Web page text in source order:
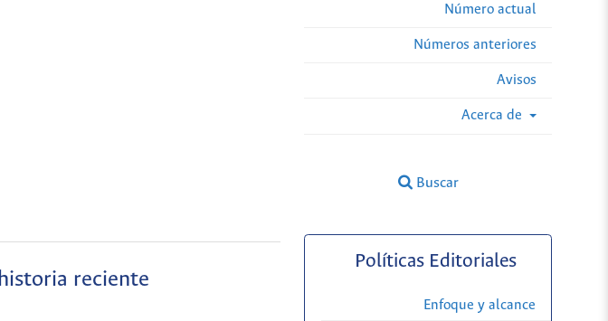
Número actual
Números anteriores
Avisos
Acerca de
Buscar
reciente
Políticas Editoriales
Enfoque y alcance